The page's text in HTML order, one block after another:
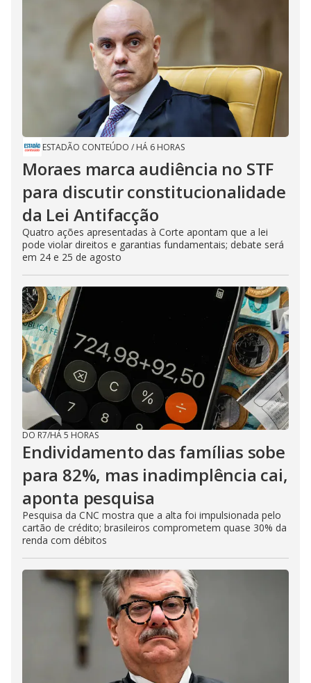
ESTADÃO CONTEÚDO / HÁ 6 HORAS
Moraes marca audiência no STF
para discutir constitucionalidade
da Lei Antifacção
Quatro ações apresentadas à Corte apontam que a lei
pode violar direitos e garantias fundamentais; debate será
em 24 e 25 de agosto
DO R7/HÁ 5 HORAS
Endividamento das famílias sobe
para 82%, mas inadimplência cai,
aponta pesquisa
Pesquisa da CNC mostra que a alta foi impulsionada pelo
cartão de crédito; brasileiros comprometem quase 30% da
renda com débitos